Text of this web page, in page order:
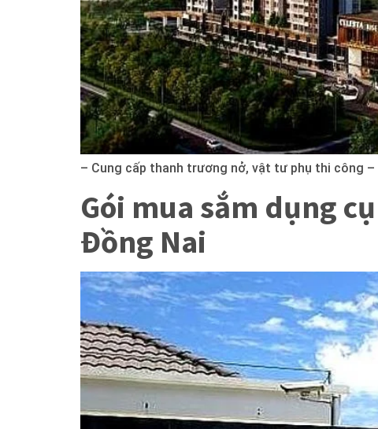
– Cung cấp thanh trương nở, vật tư phụ thi công
Gói mua sắm dụng
Đồng Nai